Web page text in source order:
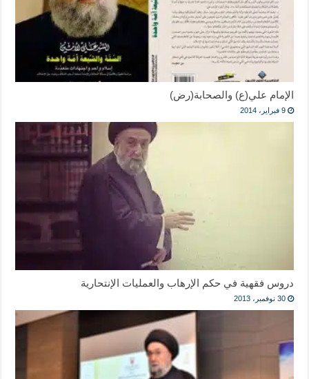
الإمام علي(ع) والصحابة(رض)
9 فبراير، 2014
دروس فقهية في حكم الإرهاب والعمليات الإنتحارية
30 نوفمبر، 2013